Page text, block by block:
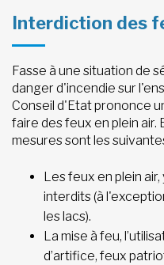
Interdiction des
Fasse à une situation de
danger d'incendie sur
Conseil d'Etat prononce
faire des feux en plein air.
mesures sont les
Les feux en plein
interdits (à
les lacs).
La mise à feu,
d’artifice, feux